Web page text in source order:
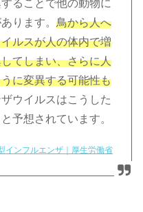
ることで他の動物に
ります。鳥から人へ
ルスが人の体内で増
てしまい、さらに人
に変異する可能性も
ウイルスはこうした
予想されています。
インフルエンザ｜厚生労働省